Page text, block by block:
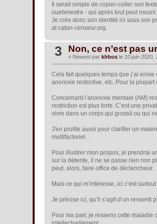
Il serait simple de copier-coller son
ouebmestre - qui après tout peut mourir.
Je crée donc son identité ici sous son
at caton-censeur.org.
3 Non, ce n’est pas
« Newest parklrbos le 10 juin 2020,
Cela fait quelques temps que j’ai
anorexie restrictive, etc. Pour la
Concernant l’anorexie mentale (AM)
restriction est plus forte. C’est une
vivre dans un corps qui grossit ou qui
J'en profite aussi pour clarifier un
multifactoriel.
Pour illustrer mon propos, je prendrai
sur la détente, il ne se passe rien non
peut, alors, faire office de déclencheur.
Mais ce qui m’intéresse, ici c’est
Je précise ici, qu’il s’agit d’un
Pour ma part, je ressens cette